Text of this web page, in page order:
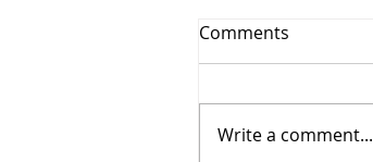
מחאה שקטה
Comments
Write a comment...